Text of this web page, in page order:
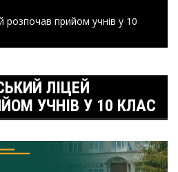
розпочав прийом учнів у 10
ЛІЦЕЙ
УЧНІВ У 10 КЛАС